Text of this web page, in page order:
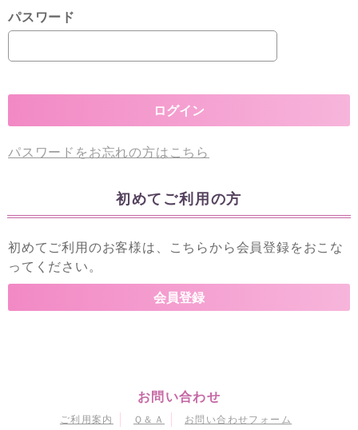
パスワード
パスワードをお忘れの方はこちら
初めてご利用の方
初めてご利用のお客様は、こちらから会員登録をおこな
ってください。
お問い合わせ
ご利用案内 Ｑ＆Ａ お問い合わせフォーム